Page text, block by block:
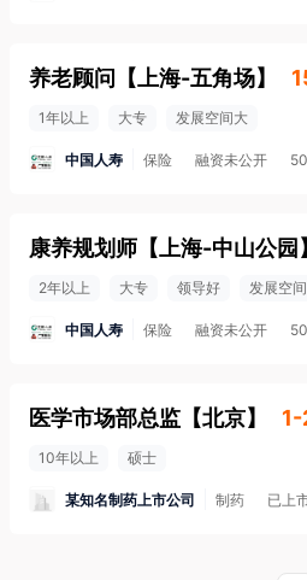
养老顾问 【 上海-五角场】
1年以上 大专 发展空间大
中国人寿 保险 融资未公开
康养规划师 【 上海-中山公园 】
2年以上 大专 领导好 发展空
中国人寿 保险 融资未公开
医学市场部总监 【北京】
10年以上 硕士
某知名制药上市公司 制药 已上